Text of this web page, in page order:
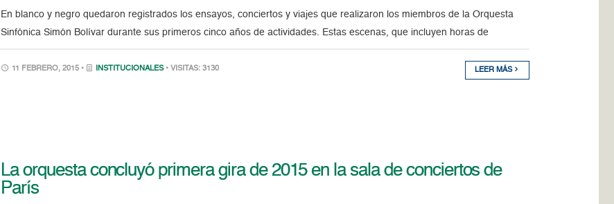
En blanco y negro quedaron registrados los ensayos, conciertos y viajes que realizaron los miembros de la Orquesta
Sinfónica Simón Bolívar durante sus primeros cinco años de actividades. Estas escenas, que incluyen horas de
11 FEBRERO, 2015 • INSTITUCIONALES • VISITAS: 3130 LEER MÁS
La orquesta concluyó primera gira de 2015 en la sala de conciertos de
París